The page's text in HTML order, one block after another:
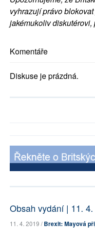
vyhrazují právo
jakémukoliv
Komentáře
Diskuse je prázdná.
Obsah vydání | 11.
11. 4. 2019 /Brexit: Mayová